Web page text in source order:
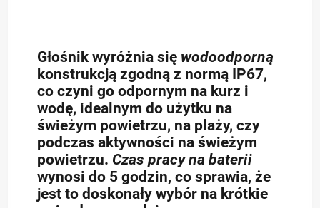
Głośnik wyróżnia się wodoodporną
konstrukcją zgodną z normą IP67,
co czyni go odpornym na kurz i
wodę, idealnym do użytku na
świeżym powietrzu, na plaży, czy
podczas aktywności na świeżym
powietrzu. Czas pracy na baterii
wynosi do 5 godzin, co sprawia, że
jest to doskonały wybór na krótkie